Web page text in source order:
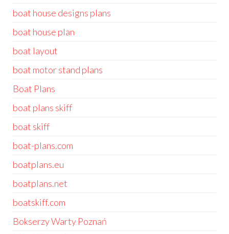
boat house designs plans
boat house plan
boat layout
boat motor stand plans
Boat Plans
boat plans skiff
boat skiff
boat-plans.com
boatplans.eu
boatplans.net
boatskiff.com
Bokserzy Warty Poznań